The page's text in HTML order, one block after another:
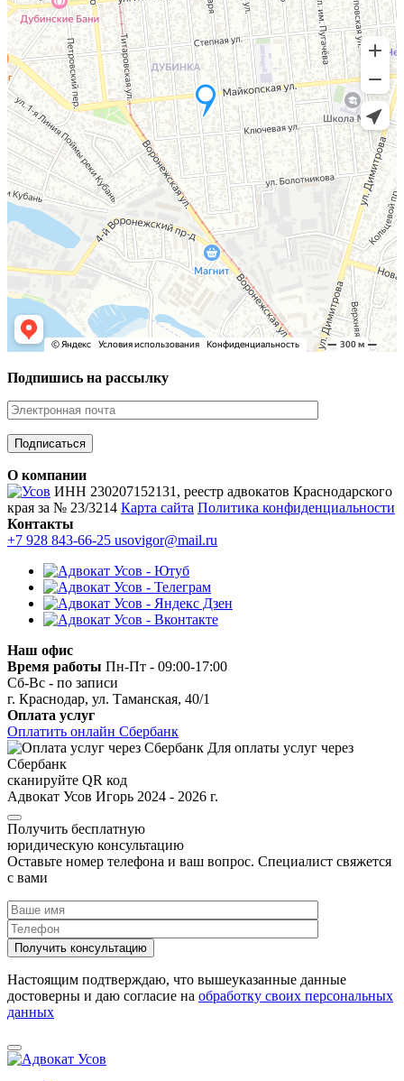
Подпишись на рассылку
О компании
ИНН 230207152131, реестр адвокатов Краснодарского
края за № 23/3214 Карта сайта Политика конфиденциальности
Контакты
+7 928 843-66-25 usovigor@mail.ru
Наш офис
Время работы Пн-Пт - 09:00-17:00
Сб-Вс - по записи
г. Краснодар, ул. Таманская, 40/1
Оплата услуг
Оплатить онлайн Сбербанк
Для оплаты услуг через
Сбербанк
сканируйте QR код
Адвокат Усов Игорь 2024 - 2026 г.
Получить бесплатную
юридическую консультацию
Оставьте номер телефона и ваш вопрос. Cпециалист свяжется
с вами
Настоящим подтверждаю, что вышеуказанные данные
достоверны и даю согласие на обработку своих персональных
данных